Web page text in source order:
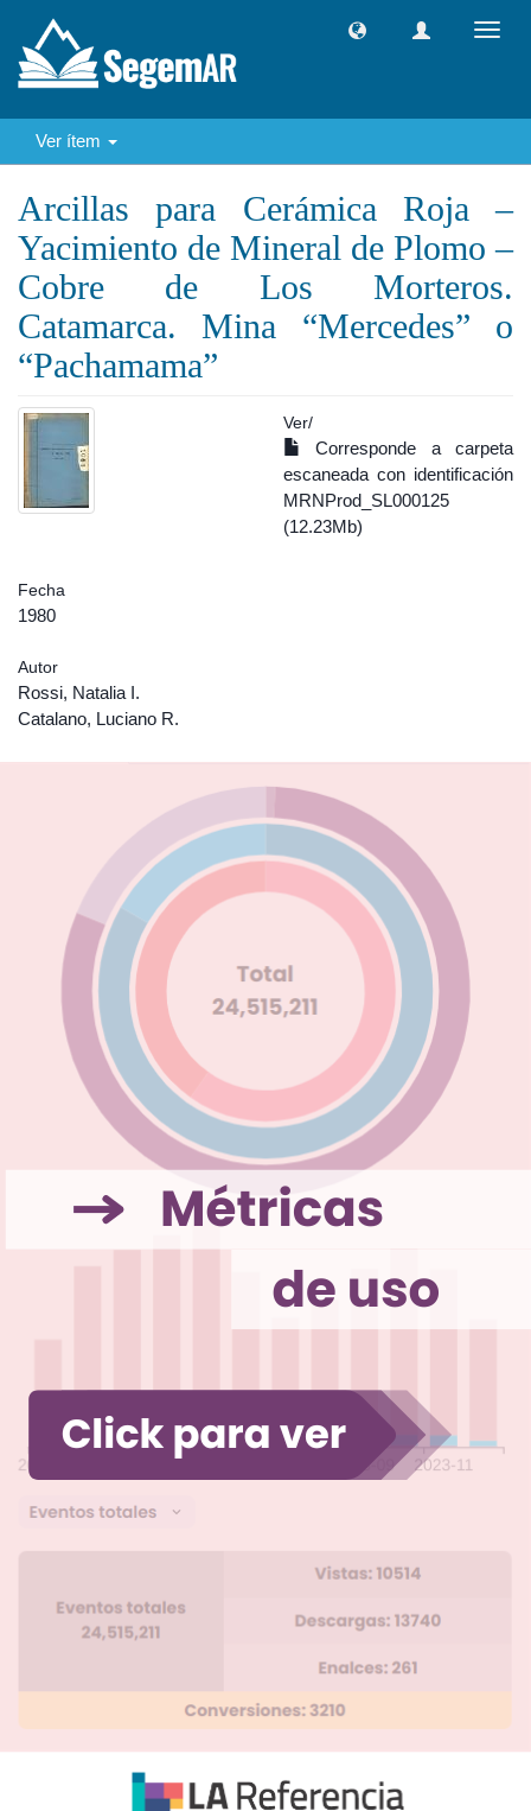
Ver ítem
Arcillas para Cerámica Roja –
Yacimiento de Mineral de Plomo –
Cobre de Los Morteros.
Catamarca. Mina “Mercedes” o
“Pachamama”
Ver/
Corresponde a carpeta
escaneada con identificación
MRNProd_SL000125
(12.23Mb)
Fecha
1980
Autor
Rossi, Natalia I.
Catalano, Luciano R.